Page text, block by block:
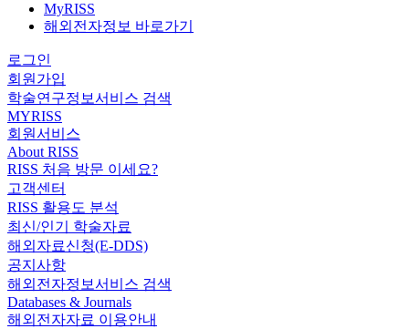
MyRISS
해외전자정보 바로가기
로그인
회원가입
학술연구정보서비스 검색
MYRISS
회원서비스
About RISS
RISS 처음 방문 이세요?
고객센터
RISS 활용도 분석
최신/인기 학술자료
해외자료신청(E-DDS)
공지사항
해외전자정보서비스 검색
Databases & Journals
해외전자자료 이용안내